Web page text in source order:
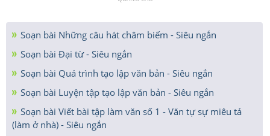
Soạn bài Những câu hát châm biếm - Siêu ngắn
Soạn bài Đại từ - Siêu ngắn
Soạn bài Quá trình tạo lập văn bản - Siêu ngắn
Soạn bài Luyện tập tạo lập văn bản - Siêu ngắn
Soạn bài Viết bài tập làm văn số 1 - Văn tự sự miêu tả
(làm ở nhà) - Siêu ngắn